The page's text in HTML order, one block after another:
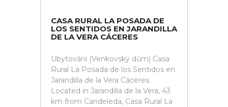
CASA RURAL LA POSADA DE
LOS SENTIDOS EN JARANDILLA
DE LA VERA CÁCERES
Ubytování (Venkovský dům) Casa
Rural La Posada de los Sentidos en
Jarandilla de la Vera Cáceres.
Located in Jarandilla de la Vera, 43
km from Candeleda, Casa Rural La